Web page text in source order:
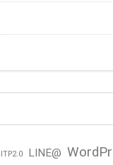
ITP2.0 LINE@